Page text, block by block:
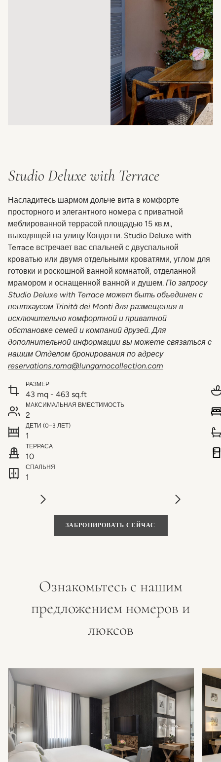
Studio Deluxe with Terrace
Насладитесь шармом дольче вита в комфорте
просторного и элегантного номера с приватной
меблированной террасой площадью 15 кв.м.,
выходящей на улицу Кондотти. Studio Deluxe with
Terrace встречает вас спальней с двуспальной
кроватью или двумя отдельными кроватями, углом для
готовки и роскошной ванной комнатой, отделанной
мрамором и оснащенной ванной и душем. По запросу
Studio Deluxe with Terrace может быть объединен с
пентхаусом Trinità dei Monti для размещения в
исключительно комфортной и приватной
обстановке семей и компаний друзей. Для
дополнительной информации вы можете связаться с
нашим Отделом бронирования по адресу
reservations.roma@lungarnocollection.com
РАЗМЕР
43 mq - 463 sq.ft
МАКСИМАЛЬНАЯ ВМЕСТИМОСТЬ
2
ДЕТИ (0–3 ЛЕТ)
1
ТЕРРАСА
10
СПАЛЬНЯ
1
ЗАБРОНИРОВАТЬ СЕЙЧАС
Ознакомьтесь с нашим
предложением номеров и
люксов